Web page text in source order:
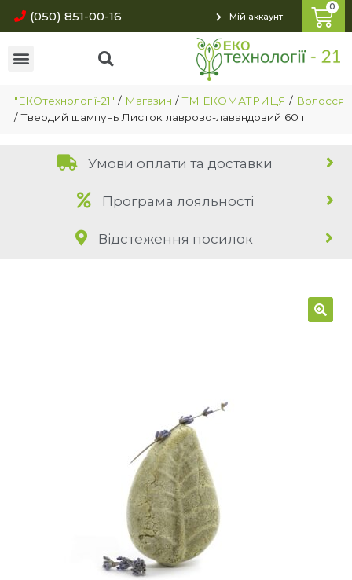
(050) 851-00-16 Мій аккаунт
"ЕКОтехнології-21" / Магазин /ТМ ЕКОМАТРИЦЯ / Волосся
/Твердий шампунь Листок лаврово-лавандовий 60 г
Умови оплати та доставки
Програма лояльності
Відстеження посилок